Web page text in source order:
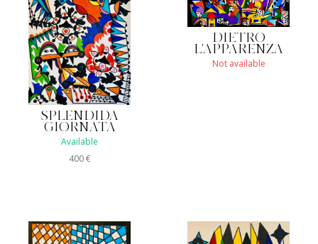
SPLENDIDA
GIORNATA
Available
400€
DIETRO
L'APPARENZA
Not available